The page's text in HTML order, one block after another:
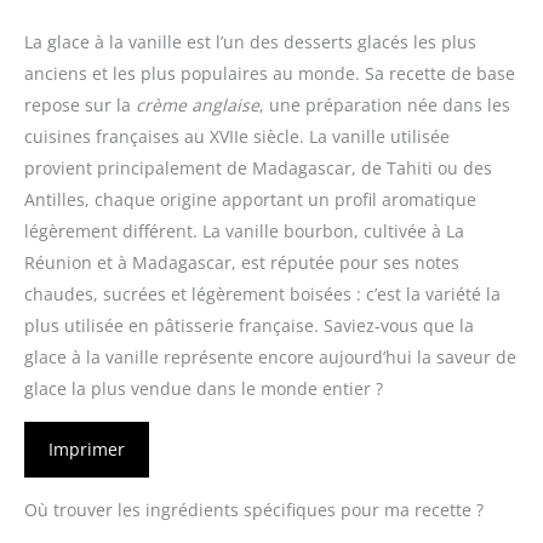
La glace à la vanille est l’un des desserts glacés les plus
anciens et les plus populaires au monde. Sa recette de base
repose sur la crème anglaise, une préparation née dans les
cuisines françaises au XVIIe siècle. La vanille utilisée
provient principalement de Madagascar, de Tahiti ou des
Antilles, chaque origine apportant un profil aromatique
légèrement différent. La vanille bourbon, cultivée à La
Réunion et à Madagascar, est réputée pour ses notes
chaudes, sucrées et légèrement boisées : c’est la variété la
plus utilisée en pâtisserie française. Saviez-vous que la
glace à la vanille représente encore aujourd’hui la saveur de
glace la plus vendue dans le monde entier ?
Imprimer
Où trouver les ingrédients spécifiques pour ma recette ?